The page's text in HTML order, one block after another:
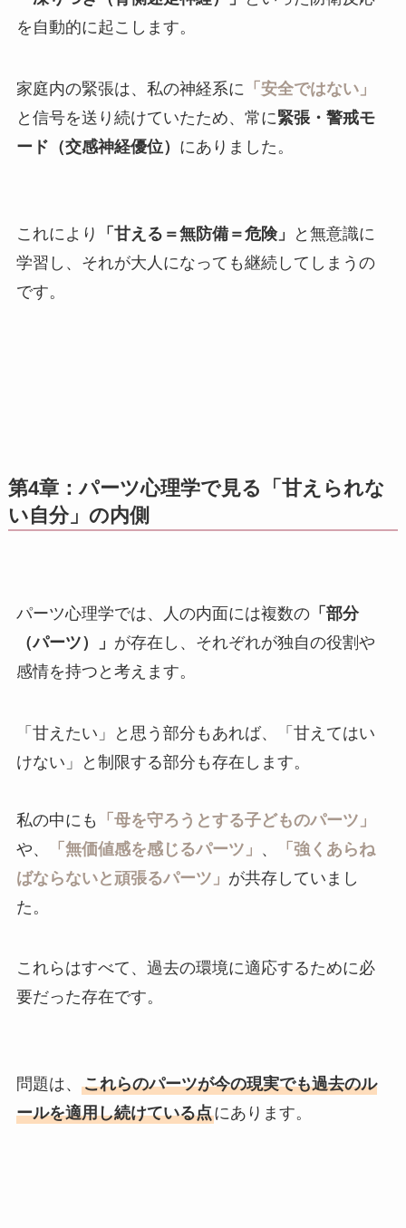
を自動的に起こします。
家庭内の緊張は、私の神経系に 「安全ではない」
と信号を送り続けていたため、常に緊張・警戒モ
ード（交感神経優位） にありました。
これにより 「甘える＝無防備＝危険」
と無意識に
学習し、それが大人になっても継続してしまうの
です。
第4章：パーツ心理学で見る「甘えられな
い自分」の内側
パーツ心理学では、人の内面には複数の「部分
（パーツ）」 が存在し、それぞれが独自の役割や
感情を持つと考えます。
「甘えたい」と思う部分もあれば、「甘えてはい
けない」と制限する部分も存在します。
私の中にも
「母を守ろうとする子どものパーツ」
や、
「無価値感を感じるパーツ」 、
「強くあらね
ばならないと頑張るパーツ」 が共存していまし
た。
これらはすべて、過去の環境に適応するために必
要だった存在です。
問題は、 これらのパーツが今の現実でも過去のル
ールを適用し続けている点にあります。